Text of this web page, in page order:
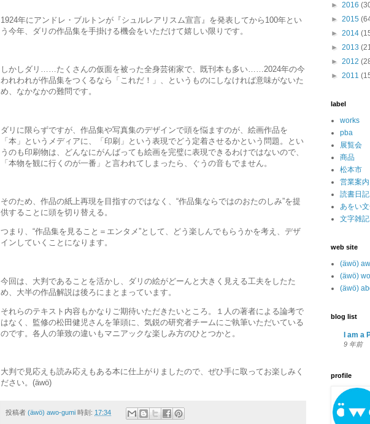
1924年にアンドレ・ブルトンが『シュルレアリスム宣言』を発表してから100年とい
う今年、ダリの作品集を手掛ける機会をいただけて嬉しい限りです。
しかしダリ……たくさんの仮面を被った全身芸術家で、既刊本も多い……2024年の今
われわれが作品集をつくるなら「これだ！」、というものにしなければ意味がないた
め、なかなかの難問です。
ダリに限らずですが、作品集や写真集のデザインで頭を悩ますのが、絵画作品を
「本」というメディアに、「印刷」という表現でどう定着させるかという問題。とい
うのも印刷物は、どんなにがんばっても絵画を完璧に表現できるわけではないので、
「本物を観に行くのが一番」と言われてしまったら、ぐうの音もでません。
そのため、作品の紙上再現を目指すのではなく、“作品集ならではのおたのしみ”を提
供することに頭を切り替える。
つまり、“作品集を見ること＝エンタメ”として、どう楽しんでもらうかを考え、デザ
インしていくことになります。
今回は、大判であることを活かし、ダリの絵がどーんと大きく見える工夫をしたた
め、大半の作品解説は後ろにまとまっています。
それらのテキスト内容もかなりご期待いただきたいところ。１人の著者による論考で
はなく、監修の松田健児さんを筆頭に、気鋭の研究者チームにご執筆いただいている
のです。各人の筆致の違いもマニアックな楽しみ方のひとつかと。
大判で見応えも読み応えもある本に仕上がりましたので、ぜひ手に取ってお楽しみく
ださい。(äwö)
投稿者 (äwö) awo-gumi 時刻: 17:34
► 2016
► 2015
► 2014
► 2013
► 2012
► 2011
label
works
pba
展覧会
商品
松本市
営業案内
読書日記
あをい
文字雑記
web site
(äwö)
(äwö)
(äwö)
blog list
I am a
9 年前
profile